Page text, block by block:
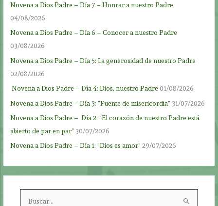
Novena a Dios Padre – Día 7 – Honrar a nuestro Padre
04/08/2026
Novena a Dios Padre – Día 6 – Conocer a nuestro Padre
03/08/2026
Novena a Dios Padre – Día 5: La generosidad de nuestro Padre
02/08/2026
Novena a Dios Padre – Día 4: Dios, nuestro Padre 01/08/2026
Novena a Dios Padre – Día 3: “Fuente de misericordia” 31/07/2026
Novena a Dios Padre – Día 2: “El corazón de nuestro Padre está
abierto de par en par” 30/07/2026
Novena a Dios Padre – Día 1: “Dios es amor” 29/07/2026